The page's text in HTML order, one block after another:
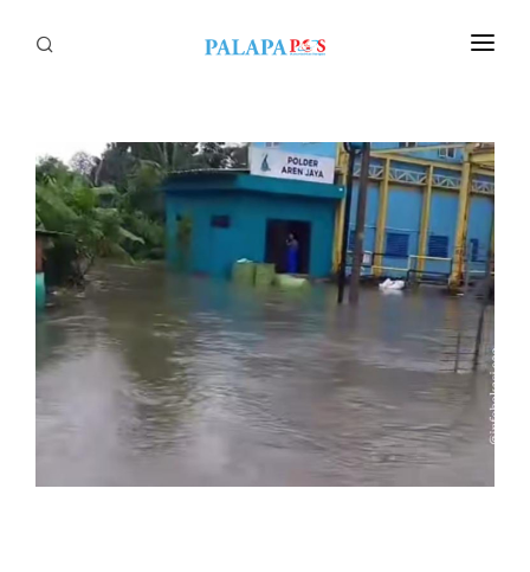
Politik
Nasional
Sumatera
Tapanuli
Nusantara
Megapolitan